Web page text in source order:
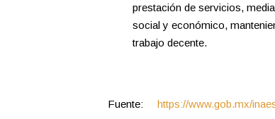
prestación de servicios,
social y económico,
trabajo decente.
Fuente: https://www.gob.mx/